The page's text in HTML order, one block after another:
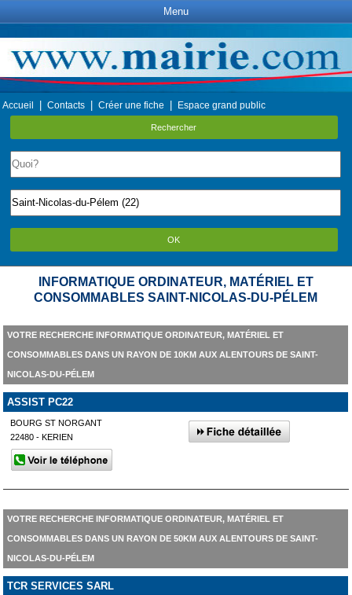
Menu
Accueil Contacts Créer une fiche Espace grand public
Rechercher
OK
INFORMATIQUE ORDINATEUR, MATÉRIEL ET
CONSOMMABLES SAINT-NICOLAS-DU-PÉLEM
VOTRE RECHERCHE INFORMATIQUE ORDINATEUR, MATÉRIEL ET
CONSOMMABLES DANS UN RAYON DE 10KM AUX ALENTOURS DE SAINT-
NICOLAS-DU-PÉLEM
ASSIST PC22
BOURG ST NORGANT
22480 - KERIEN
VOTRE RECHERCHE INFORMATIQUE ORDINATEUR, MATÉRIEL ET
CONSOMMABLES DANS UN RAYON DE 50KM AUX ALENTOURS DE SAINT-
NICOLAS-DU-PÉLEM
TCR SERVICES SARL